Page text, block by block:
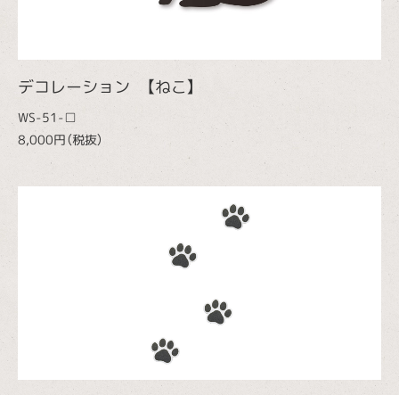
デコレーション 【ねこ】
WS-51-□
8,000円（税抜）